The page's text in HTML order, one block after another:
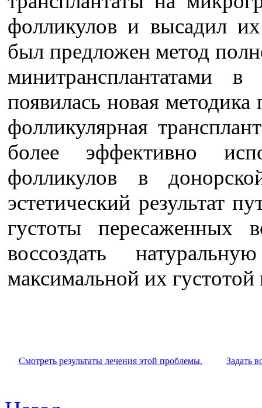
фолликулов и высадил
был предложен метод
появилась новая
фолликулярная
более эффективно
фолликулов в
эстетический результат
густоты пересаженных
воссоздать
максимальной их густотой
Смотреть результаты лечения этой проблемы. Задать